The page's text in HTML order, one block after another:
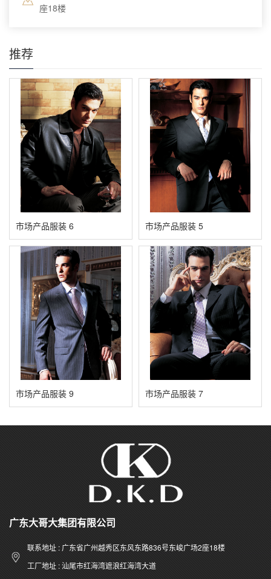
座18楼
推荐
市场产品服装 6 市场产品服装 5
市场产品服装 9 市场产品服装 7
广东大哥大集团有限公司
联系地址 : 广东省广州越秀区东风东路836号东峻广场2座18楼
工厂地址 : 汕尾市红海湾遮浪红海湾大道